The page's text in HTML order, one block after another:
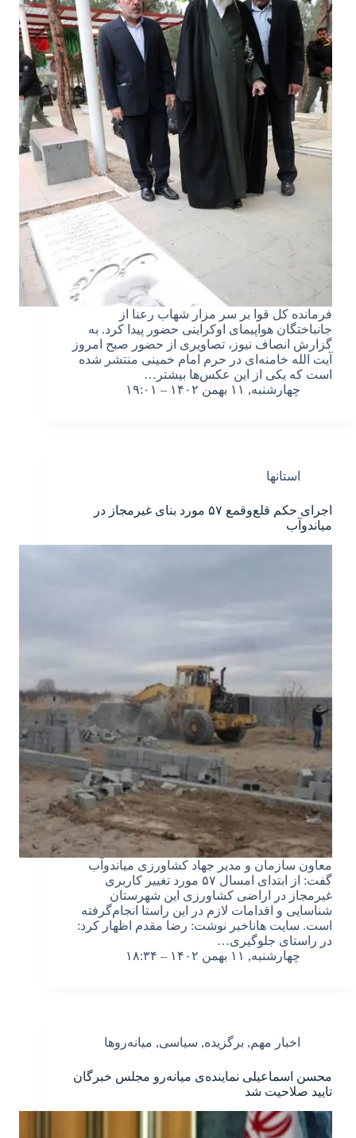
فرمانده کل قوا بر سر مزار شهاب رعنا از
جانباختگان هواپیمای اوکراینی حضور پیدا کرد. به
گزارش انصاف نیوز، تصاویری از حضور صبح امروز
آیت الله خامنه‌ای در حرم امام خمینی منتشر شده
است که یکی از این عکس‌ها بیشتر…
چهارشنبه, ۱۱ بهمن ۱۴۰۲ – ۱۹:۰۱
استانها
اجرای حکم قلع‌وقمع ۵۷ مورد بنای غیرمجاز در
میاندوآب
معاون سازمان و مدیر جهاد کشاورزی میاندوآب
گفت: از ابتدای امسال ۵۷ مورد تغییر کاربری
غیرمجاز در اراضی کشاورزی این شهرستان
شناسایی و اقدامات لازم در این راستا انجام‌گرفته
است. سایت هاناخبر نوشت: رضا مقدم اظهار کرد:
در راستای جلوگیری…
چهارشنبه, ۱۱ بهمن ۱۴۰۲ – ۱۸:۳۴
اخبار مهم, برگزیده, سیاسی, میانه‌روها
محسن اسماعیلی نماینده‌ی میانه‌رو مجلس خبرگان
تایید صلاحیت شد